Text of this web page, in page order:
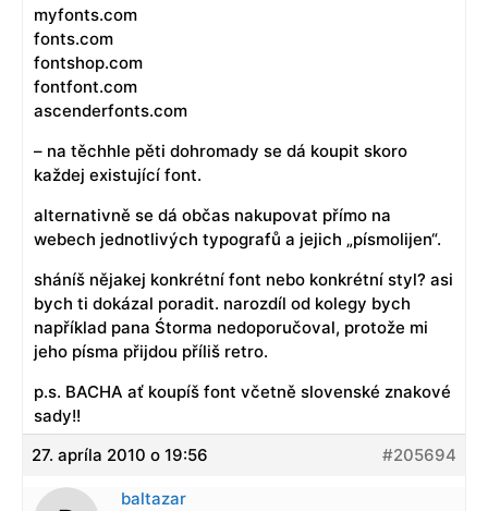
myfonts.com
fonts.com
fontshop.com
fontfont.com
ascenderfonts.com
– na těchhle pěti dohromady se dá koupit skoro
každej existující font.
alternativně se dá občas nakupovat přímo na
webech jednotlivých typografů a jejich „písmolijen“.
sháníš nějakej konkrétní font nebo konkrétní styl? asi
bych ti dokázal poradit. narozdíl od kolegy bych
například pana Śtorma nedoporučoval, protože mi
jeho písma přijdou příliš retro.
p.s. BACHA ať koupíš font včetně slovenské znakové
sady!!
27. apríla 2010 o 19:56
#205694
baltazar